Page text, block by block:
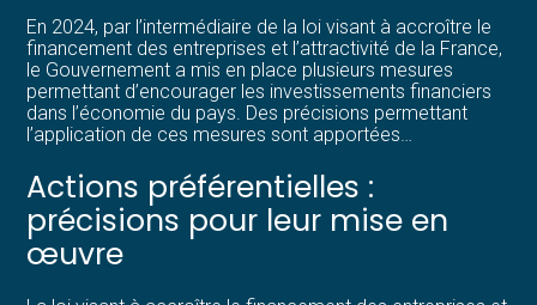
Structurer votre croissance
Être prêt pour la facturation
électronique
En 2024, par l’intermédiaire de la loi visant à accroître le
financement des entreprises et l’attractivité de la France,
le Gouvernement a mis en place plusieurs mesures
permettant d’encourager les investissements financiers
dans l’économie du pays. Des précisions permettant
l’application de ces mesures sont apportées…
Actions préférentielles :
précisions pour leur mise en
œuvre